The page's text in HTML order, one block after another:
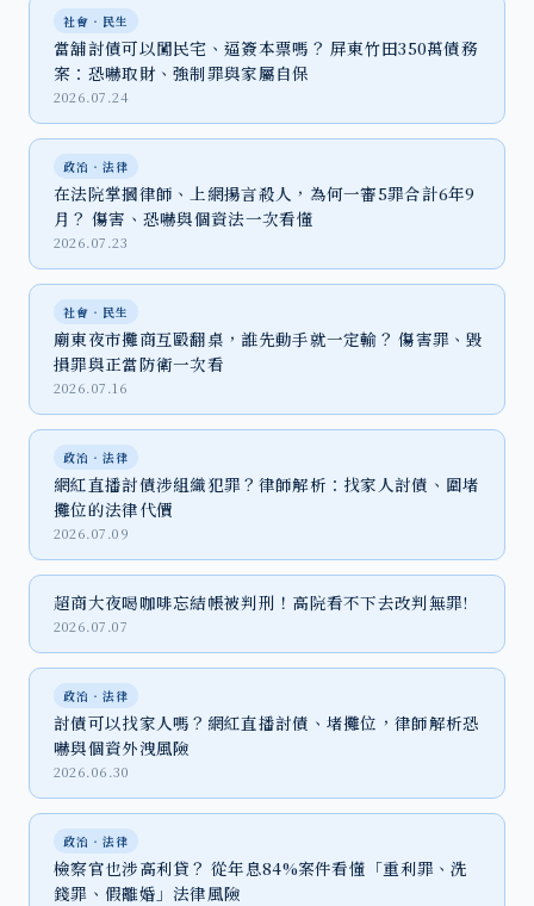
社會‧民生
當舖討債可以闖民宅、逼簽本票嗎？ 屏東竹田350萬債務
案：恐嚇取財、強制罪與家屬自保
2026.07.24
政治‧法律
在法院掌摑律師、上網揚言殺人，為何一審5罪合計6年9
月？ 傷害、恐嚇與個資法一次看懂
2026.07.23
社會‧民生
廟東夜市攤商互毆翻桌，誰先動手就一定輸？ 傷害罪、毀
損罪與正當防衛一次看
2026.07.16
政治‧法律
網紅直播討債涉組織犯罪？律師解析：找家人討債、圍堵
攤位的法律代價
2026.07.09
超商大夜喝咖啡忘結帳被判刑！高院看不下去改判無罪!
2026.07.07
政治‧法律
討債可以找家人嗎？網紅直播討債、堵攤位，律師解析恐
嚇與個資外洩風險
2026.06.30
政治‧法律
檢察官也涉高利貸？ 從年息84%案件看懂「重利罪、洗
錢罪、假離婚」法律風險